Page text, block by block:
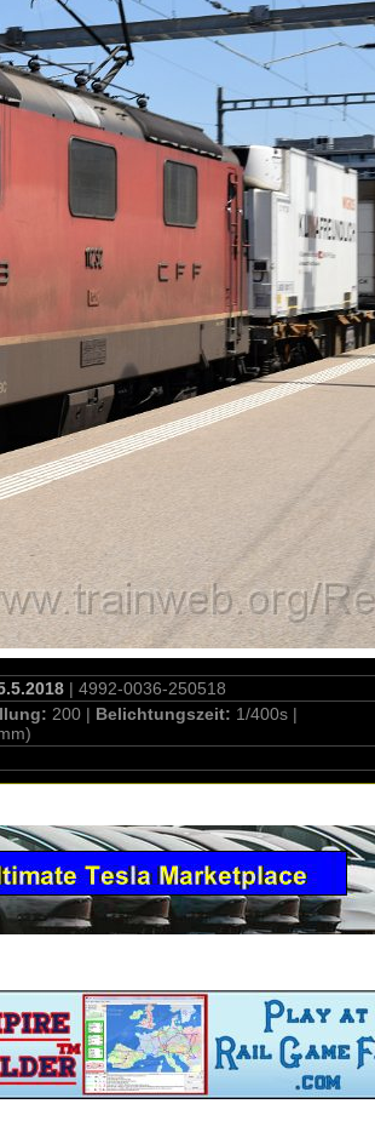
| 4992-0036-250518
200 | Belichtungszeit: 1/400s |